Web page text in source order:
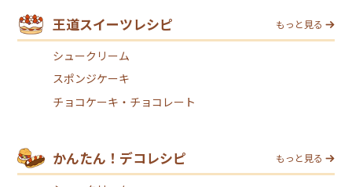
王道スイーツレシピ もっと見る
シュークリーム
スポンジケーキ
チョコケーキ・チョコレート
かんたん！デコレシピ もっと見る